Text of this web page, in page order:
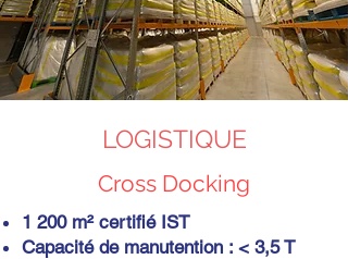
LOGISTIQUE
Cross Docking
1 200 m² certifié IST
Capacité de manutention : < 3,5 T